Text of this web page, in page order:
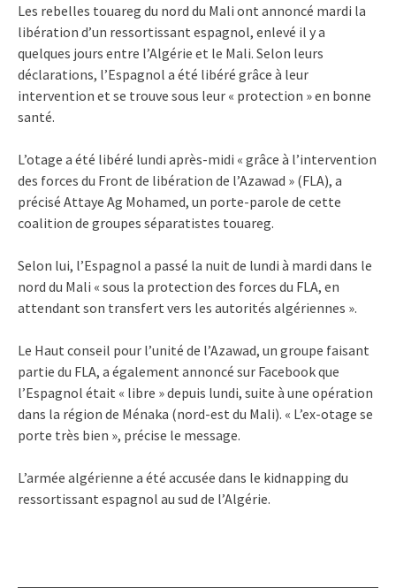
Les rebelles touareg du nord du Mali ont annoncé mardi la
libération d’un ressortissant espagnol, enlevé il y a
quelques jours entre l’Algérie et le Mali. Selon leurs
déclarations, l’Espagnol a été libéré grâce à leur
intervention et se trouve sous leur « protection » en bonne
santé.
L’otage a été libéré lundi après-midi « grâce à l’intervention
des forces du Front de libération de l’Azawad » (FLA), a
précisé Attaye Ag Mohamed, un porte-parole de cette
coalition de groupes séparatistes touareg.
Selon lui, l’Espagnol a passé la nuit de lundi à mardi dans le
nord du Mali « sous la protection des forces du FLA, en
attendant son transfert vers les autorités algériennes ».
Le Haut conseil pour l’unité de l’Azawad, un groupe faisant
partie du FLA, a également annoncé sur Facebook que
l’Espagnol était « libre » depuis lundi, suite à une opération
dans la région de Ménaka (nord-est du Mali). « L’ex-otage se
porte très bien », précise le message.
L’armée algérienne a été accusée dans le kidnapping du
ressortissant espagnol au sud de l’Algérie.